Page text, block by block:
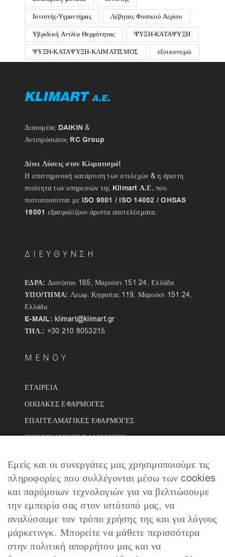
Ιονιστής-Υγραντήρας Λέβητας Φυσικού Αερίου
Υβριδική Αντλία Θερμότητας ΨΥΞΗ-ΚΑΤΑΨΥΞΗ
ΨΥΞΗ-ΚΑΤΑΨΥΞΗ-ΚΛΙΜΑΤΙΣΜΟΣ εξοικονομώ
Διανομέας DAIKIN &
Αντιπρόσωπος RC Group
Δίνει Λύσεις στον Κλιματισμό!
Η επιστημονική κατάρτιση των στελεχών & η άριστη
ποιότητα των υπηρεσιών της Klimart Α.Ε. που
πιστοποιούνται με ISO 9001 / ISO 14002 / OHSAS
18001 εξασφαλίζουν άριστα αποτελέσματα.
ΔΙΕΥΘΥΝΣΗ
ΕΔΡΑ: Διονύσου 165, Μαρούσι 151 24, Ελλάδα
ΥΠΟ/ΤΗΜΑ: Λεωφ. Κηφισίας 119, Μαρούσι 151 24,
Ελλάδα
E-MAIL: klimart@klimart.gr
ΤΗΛ.: +30 210 8053215
ΜΕΝΟΥ
ΕΤΑΙΡΕΙΑ
ΟΙΚΙΑΚΕΣ ΕΦΑΡΜΟΓΕΣ
ΕΠΑΓΓΕΛΜΑΤΙΚΕΣ ΕΦΑΡΜΟΓΕΣ
ΒΙΟΜΗΧΑΝΙΚΕΣ ΕΦΑΡΜΟΓΕΣ
ΣΥΝΕΡΓΑΤΕΣ
ΣΥΧΝΕΣ ΕΡΩΤΗΣΕΙΣ
ΕΠΙΚΟΙΝΩΝΙΑ
NEWSLETTER
Εμείς και οι συνεργάτες μας χρησιμοποιούμε τις
πληροφορίες που συλλέγονται μέσω των cookies
και παρόμοιων τεχνολογιών για να βελτιώσουμε
την εμπειρία σας στον ιστότοπό μας, να
αναλύσουμε τον τρόπο χρήσης της και για λόγους
μάρκετινγκ. Μπορείτε να μάθετε περισσότερα
στην πολιτική απορρήτου μας και να